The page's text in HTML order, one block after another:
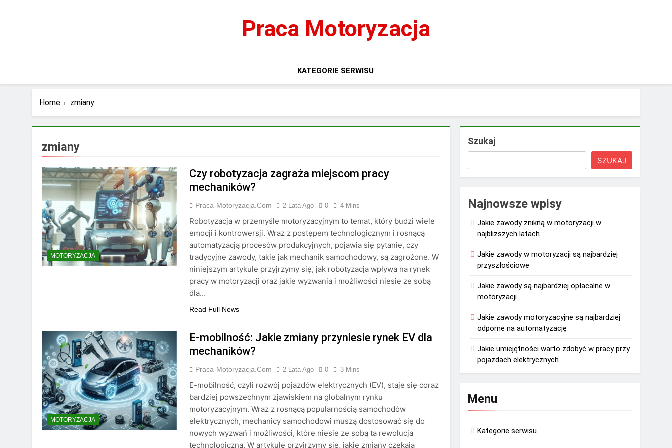
Praca Motoryzacja
KATEGORIE SERWISU
Home zmiany
zmiany
MOTORYZACJA
Czy robotyzacja zagraża miejscom pracy
mechaników?
Praca-Motoryzacja.com 2 Lata Ago 0 4 Mins
Robotyzacja w przemyśle motoryzacyjnym to temat, który budzi wiele
emocji i kontrowersji. Wraz z postępem technologicznym i rosnącą
automatyzacją procesów produkcyjnych, pojawia się pytanie, czy
tradycyjne zawody, takie jak mechanik samochodowy, są zagrożone. W
niniejszym artykule przyjrzymy się, jak robotyzacja wpływa na rynek
pracy w motoryzacji oraz jakie wyzwania i możliwości niesie ze sobą
dla…
Read Full News
MOTORYZACJA
E-mobilność: Jakie zmiany przyniesie rynek EV dla
mechaników?
Praca-Motoryzacja.com 2 Lata Ago 0 3 Mins
E-mobilność, czyli rozwój pojazdów elektrycznych (EV), staje się coraz
bardziej powszechnym zjawiskiem na globalnym rynku
motoryzacyjnym. Wraz z rosnącą popularnością samochodów
elektrycznych, mechanicy samochodowi muszą dostosować się do
nowych wyzwań i możliwości, które niesie ze sobą ta rewolucja
technologiczna. W artykule przyjrzymy się, jakie zmiany czekają
Szukaj
SZUKAJ
Najnowsze wpisy
Jakie zawody znikną w motoryzacji w
najbliższych latach
Jakie zawody w motoryzacji są najbardziej
przyszłościowe
Jakie zawody są najbardziej opłacalne w
motoryzacji
Jakie zawody motoryzacyjne są najbardziej
odporne na automatyzację
Jakie umiejętności warto zdobyć w pracy przy
pojazdach elektrycznych
Menu
Kategorie serwisu